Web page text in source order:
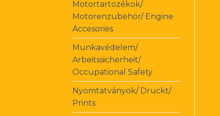
Motortartozékok/
Motorenzubehör/ Engine
Accesories
Munkavédelem/
Arbeitssicherheit/
Occupational Safety
Nyomtatványok/ Druckt/
Prints